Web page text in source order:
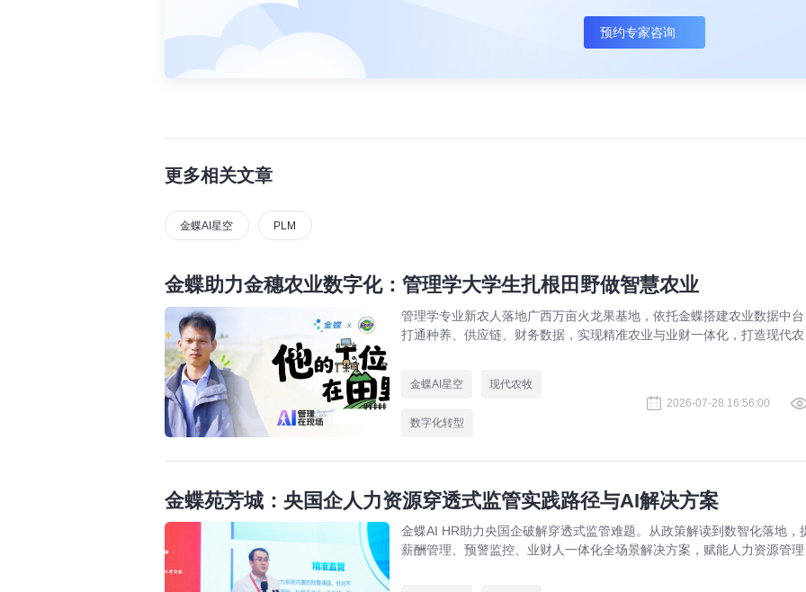
预约专家咨询
更多相关文章
金蝶AI星空 PLM
金蝶助力金穗农业数字化：管理学大学生扎根田野做智慧农业
管理学专业新农人落地广西万亩火龙果基地，依托金蝶搭建农业数据中
打通种养、供应链、财务数据，实现精准农业与业财一体化，打造现代
金蝶AI星空 现代农牧
数字化转型
2026-07-28 16:56:00
金蝶苑芳城：央国企人力资源穿透式监管实践路径与AI解决方案
金蝶AI HR助力央国企破解穿透式监管难题。从政策解读到数智化落地，
薪酬管理、预警监控、业财人一体化全场景解决方案，赋能人力资源管